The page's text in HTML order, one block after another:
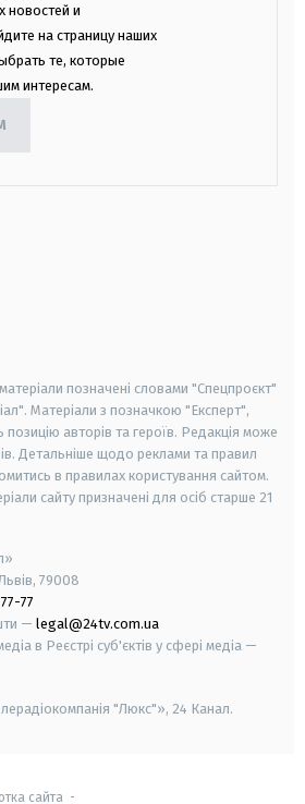
новостей и
на страницу наших
те, которые
интересам.
позначені словами "Спецпроєкт"
Матеріали з позначкою "Експерт",
авторів та героїв. Редакція може
Детальніше щодо реклами та правил
в правилах користування сайтом.
сайту призначені для осіб старше 21
79008
77
— legal@24tv.com.ua
в Реєстрі суб'єктів у сфері медіа —
"Люкс"», 24 Канал.
сайта -